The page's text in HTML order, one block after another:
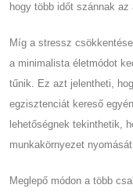
hogy több időt szánnak
Míg a stressz
a minimalista életmódot
tűnik. Ez azt jelentheti,
egzisztenciát kereső
lehetőségnek tekinthetik,
munkakörnyezet
Meglepő módon a több